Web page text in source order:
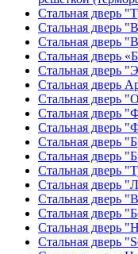
Стальная дверь
Стальная дверь
Стальная дверь
Стальная дверь
Стальная дверь
Стальная дверь
Стальная дверь
Стальная дверь
Стальная дверь
Стальная дверь
Стальная дверь
Стальная дверь
Стальная дверь
Стальная дверь
Стальная дверь
Стальная дверь
Стальная дверь